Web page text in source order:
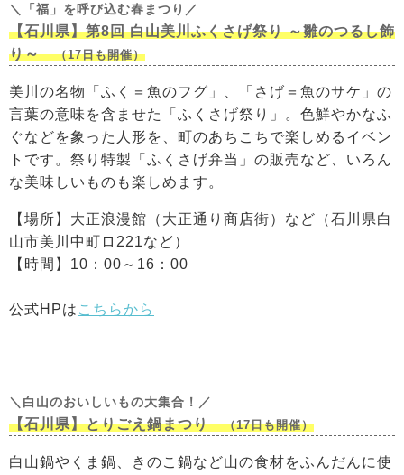
＼「福」を呼び込む春まつり／
【石川県】第8回 白山美川ふくさげ祭り ～雛のつるし飾
り～（17日も開催）
美川の名物「ふく＝魚のフグ」、「さげ＝魚のサケ」の
言葉の意味を含ませた「ふくさげ祭り」。色鮮やかなふ
ぐなどを象った人形を、町のあちこちで楽しめるイベン
トです。祭り特製「ふくさげ弁当」の販売など、いろん
な美味しいものも楽しめます。
【場所】大正浪漫館（大正通り商店街）など（石川県白
山市美川中町ロ221など）
【時間】10：00～16：00
公式HPは こちらから
＼白山のおいしいもの大集合！／
【石川県】とりごえ鍋まつり（17日も開催）
白山鍋やくま鍋、きのこ鍋など山の食材をふんだんに使